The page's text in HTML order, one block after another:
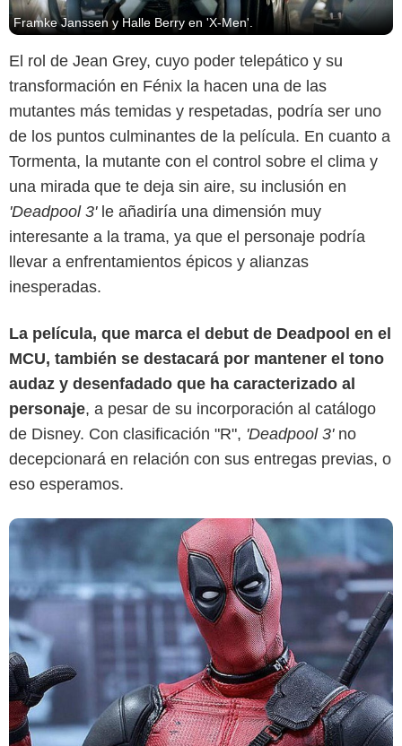
Framke Janssen y Halle Berry en 'X-Men'.
El rol de Jean Grey, cuyo poder telepático y su
transformación en Fénix la hacen una de las
mutantes más temidas y respetadas, podría ser uno
de los puntos culminantes de la película. En cuanto a
Tormenta, la mutante con el control sobre el clima y
una mirada que te deja sin aire, su inclusión en
'Deadpool 3'le añadiría una dimensión muy
interesante a la trama, ya que el personaje podría
llevar a enfrentamientos épicos y alianzas
inesperadas.
La película, que marca el debut de Deadpool en el
MCU, también se destacará por mantener el tono
audaz y desenfadado que ha caracterizado al
personaje, a pesar de su incorporación al catálogo
de Disney. Con clasificación "R", 'Deadpool 3' no
decepcionará en relación con sus entregas previas, o
eso esperamos.
Marvel.